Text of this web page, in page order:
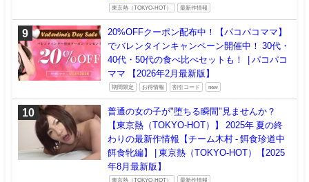
東京熱（TOKYO-HOT） 最新作情報
20%OFFクーポン配布中！【パコパコママ】
でバレンタインキャンペーン開催中！ 30代・
40代・50代の食べ比べセットも！ | パコパコ
ママ 【2026年2月最新版】
期間限定 お得情報 割引コード new
普通の女の子が"堕ちる瞬間"見ませんか？
【東京熱（TOKYO-HOT）】 2025年 夏の終
わりの最新作情報【チーム木村 - 餌食珍道中
餌食牝編】 | 東京熱（TOKYO-HOT）【2025
年8月最新版】
東京熱（TOKYO-HOT） 最新作情報